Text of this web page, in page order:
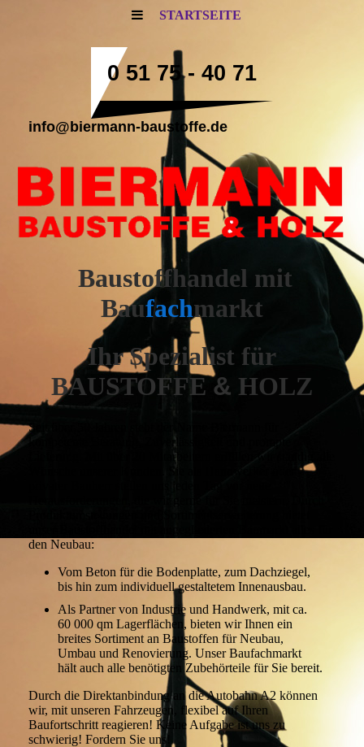
STARTSEITE
0 51 75 - 40 71
info@biermann-baustoffe.de
Baustoffhandel mit
Baufachmarkt
Ihr Spezialist für
BAUSTOFFE& HOLZ
S
kompetente Beratung, Zuverlässigkeit und prompte
Lieferung. Mit über 20 Mitarbeitern erfüllen wir ständig alle
Wünsche unserer Kunden. Sie als Handwerker oder
den Neubau:
Vom Beton für die Bodenplatte, zum Dachziegel,
bis hin zum individuell gestaltetem Innenausbau.
Als Partner von Industrie und Handwerk, mit ca.
60 000 qm Lagerflächen, bieten wir Ihnen ein
breites Sortiment an Baustoffen für Neubau,
Umbau und Renovierung. Unser Baufachmarkt
hält auch alle benötigten Zubehörteile für Sie bereit.
Durch die Direktanbindung an die Autobahn A2 können
wir, mit unseren Fahrzeugen, flexibel auf Ihren
Baufortschritt reagieren! Keine Aufgabe ist uns zu
schwierig! Fordern Sie uns!